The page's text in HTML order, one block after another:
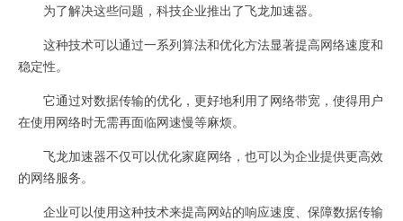
为了解决这些问题，科技企业推出了飞龙加速器。
这种技术可以通过一系列算法和优化方法显著提高网络速度和
稳定性。
它通过对数据传输的优化，更好地利用了网络带宽，使得用户
在使用网络时无需再面临网速慢等麻烦。
飞龙加速器不仅可以优化家庭网络，也可以为企业提供更高效
的网络服务。
企业可以使用这种技术来提高网站的响应速度、保障数据传输